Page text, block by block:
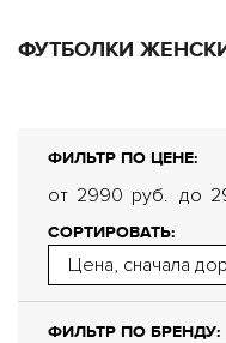
ФУТБОЛКИ
ФИЛЬТР ПО ЦЕНЕ:
от 2990 руб. до
СОРТИРОВАТЬ:
ФИЛЬТР ПО БРЕНДУ: